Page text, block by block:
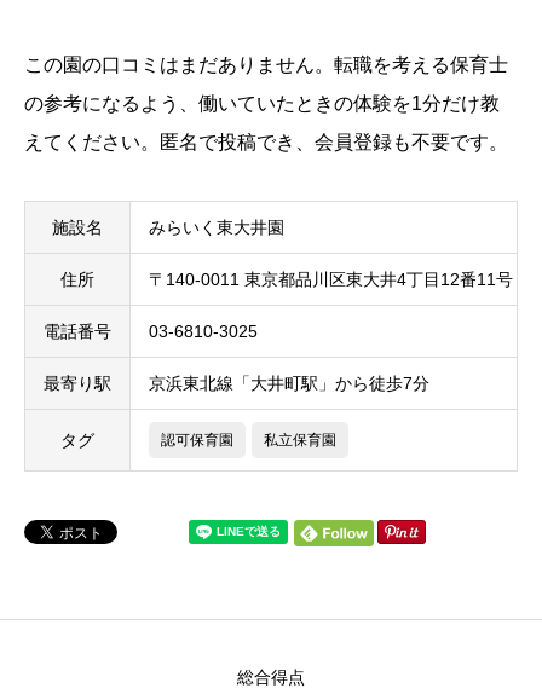
この園の口コミはまだありません。転職を考える保育士
の参考になるよう、働いていたときの体験を1分だけ教
えてください。匿名で投稿でき、会員登録も不要です。
施設名 みらいく東大井園
住所 〒140-0011 東京都品川区東大井4丁目12番11号
電話番号 03-6810-3025
最寄り駅 京浜東北線「大井町駅」から徒歩7分
タグ 認可保育園 私立保育園
総合得点